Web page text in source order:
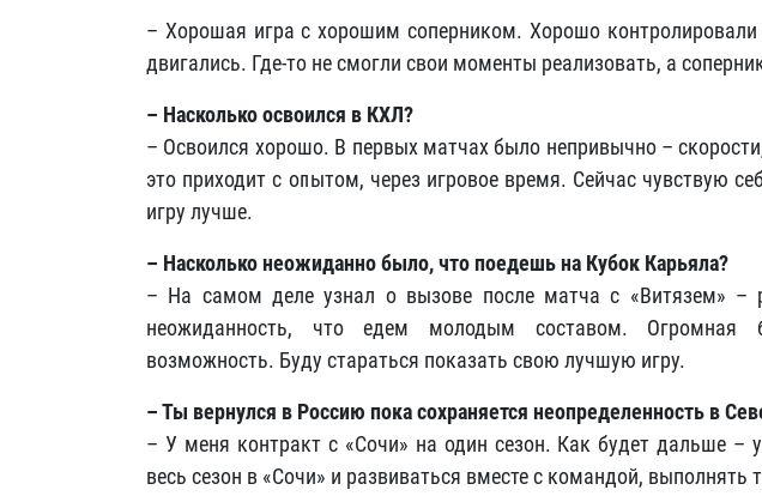
– Хорошая игра с хорошим соперником. Хорошо
двигались. Где-то не смогли свои моменты реализовать, а
– Насколько освоился в КХЛ?
– Освоился хорошо. В первых матчах было непривычно –
это приходит с опытом, через игровое время. Сейчас чувствую
игру лучше.
– Насколько неожиданно было, что поедешь на Кубок Карьяла?
– На самом деле узнал о вызове после матча с «Витязем» –
неожиданность, что едем молодым составом. Огромная
возможность. Буду стараться показать свою лучшую игру.
– Ты вернулся в Россию пока сохраняется неопределенность в
– У меня контракт с «Сочи» на один сезон. Как будет дальше –
весь сезон в «Сочи» и развиваться вместе с командой, выполнять